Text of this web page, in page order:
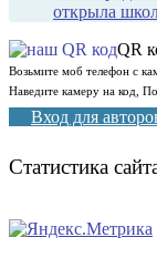
открыла
QR
Возьмите моб телефон с
Наведите камеру на код,
Вход для
Статистика